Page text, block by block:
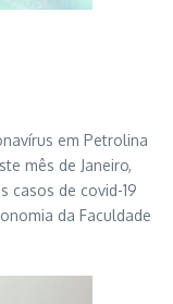
em Petrolina
mês de Janeiro,
casos de covid-19
da Faculdade